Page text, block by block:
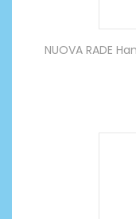
NUOVA RADE